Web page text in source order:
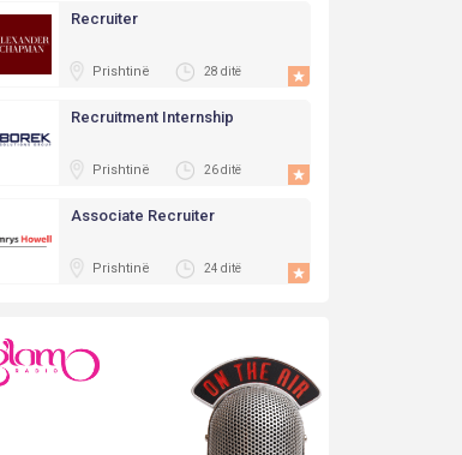
Recruiter
Prishtinë 28 ditë
Recruitment Internship
Prishtinë 26 ditë
Associate Recruiter
Prishtinë 24 ditë